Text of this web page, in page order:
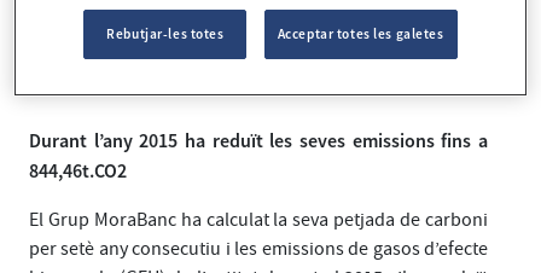
Durant l’any 2015 ha reduït les seves emissions fins a
844,46t.CO2
El Grup MoraBanc ha calculat la seva petjada de carboni
per setè any consecutiu i les emissions de gasos d’efecte
Rebutjar-les totes Acceptar totes les galetes